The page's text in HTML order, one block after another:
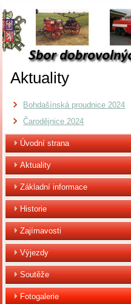
Aktuality
Bohdašínská proudnice 2024
Čarodějnice 2024
Úvodní strana
Aktuality
Základní informace
Historie
Zajímavosti
Výjezdy
Soutěže
Fotogalerie